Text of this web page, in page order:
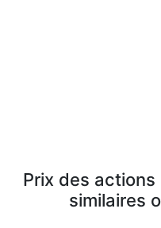
Prix des
similaires